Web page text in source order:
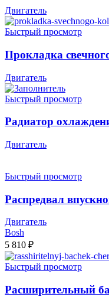
Двигатель
Быстрый просмотр
Прокладка
Двигатель
Быстрый просмотр
Радиатор
Двигатель
Быстрый просмотр
Распредвал
Двигатель
Bosh
5 810 ₽
Быстрый просмотр
Расширительный